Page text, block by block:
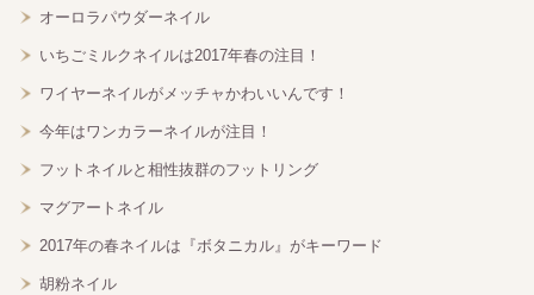
オーロラパウダーネイル
いちごミルクネイルは2017年春の注目！
ワイヤーネイルがメッチャかわいいんです！
今年はワンカラーネイルが注目！
フットネイルと相性抜群のフットリング
マグアートネイル
2017年の春ネイルは『ボタニカル』がキーワード
胡粉ネイル